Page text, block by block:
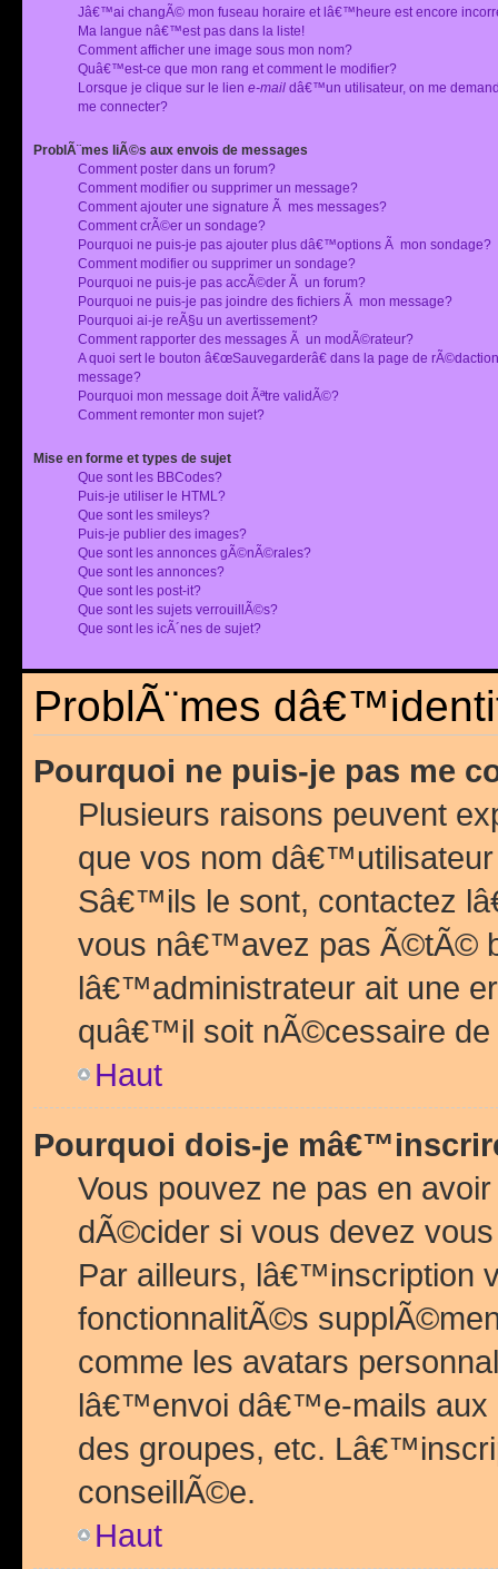
Jâ€™ai changÃ© mon fuseau horaire et lâ€™heure est encore
Ma langue nâ€™est pas dans la liste!
Comment afficher une image sous mon nom?
Quâ€™est-ce que mon rang et comment le modifier?
Lorsque je clique sur le lien e-mail dâ€™un utilisateur, on me
me connecter?
ProblÃ¨mes liÃ©s aux envois de messages
Comment poster dans un forum?
Comment modifier ou supprimer un message?
Comment ajouter une signature Ã mes messages?
Comment crÃ©er un sondage?
Pourquoi ne puis-je pas ajouter plus dâ€™options Ã mon sondage?
Comment modifier ou supprimer un sondage?
Pourquoi ne puis-je pas accÃ©der Ã un forum?
Pourquoi ne puis-je pas joindre des fichiers Ã mon message?
Pourquoi ai-je reÃ§u un avertissement?
Comment rapporter des messages Ã un modÃ©rateur?
A quoi sert le bouton â€œSauvegarderâ€ dans la page de
message?
Pourquoi mon message doit Ãªtre validÃ©?
Comment remonter mon sujet?
Mise en forme et types de sujet
Que sont les BBCodes?
Puis-je utiliser le HTML?
Que sont les smileys?
Puis-je publier des images?
Que sont les annonces gÃ©nÃ©rales?
Que sont les annonces?
Que sont les post-it?
Que sont les sujets verrouillÃ©s?
Que sont les icÃ´nes de sujet?
ProblÃ¨mes
Pourquoi ne puis-je pas me
Plusieurs raisons peuvent
que vos nom
Sâ€™ils le sont, contactez
vous nâ€™avez pas Ã©tÃ©
lâ€™administrateur ait une
quâ€™il soit nÃ©cessaire de
Haut
Pourquoi dois-je
Vous pouvez ne pas en
dÃ©cider si vous devez
Par ailleurs, lâ€™inscription
fonctionnalitÃ©s
comme les avatars
lâ€™envoi dâ€™e-mails
des groupes, etc.
conseillÃ©e.
Haut